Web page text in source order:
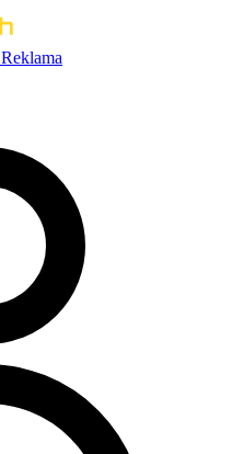
Reklama